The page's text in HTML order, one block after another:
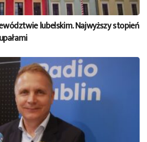
lubelskim. Najwyższy stopień